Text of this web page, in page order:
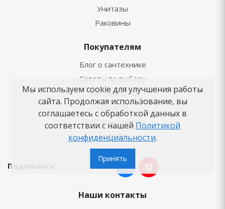
Унитазы
Раковины
Покупателям
Блог о сантехнике
Советы по выбору
Как заказать
Новости
Вопросы-ответы
Бренды
Подпишись:
Наши контакты
Мы используем cookie для улучшения работы
сайта. Продолжая использование, вы
соглашаетесь с обработкой данных в
соответствии с нашей Политикой
конфиденциальности.
Принять